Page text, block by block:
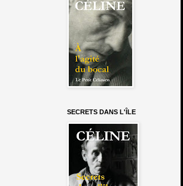
SECRETS DANS L'ÎLE